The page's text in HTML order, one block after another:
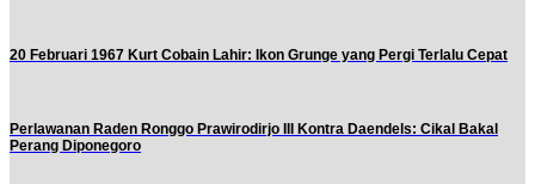
20 Februari 1967 Kurt Cobain Lahir: Ikon Grunge yang Pergi Terlalu Cepat
Perlawanan Raden Ronggo Prawirodirjo III Kontra Daendels: Cikal Bakal
Perang Diponegoro